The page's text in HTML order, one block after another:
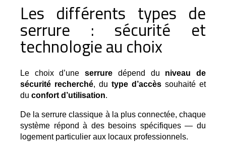
Les différents types de
serrure : sécurité et
technologie au choix
Le choix d’une serrure dépend du niveau de
sécurité recherché, du type d’accès souhaité et
du confort d’utilisation.
De la serrure classique à la plus connectée, chaque
système répond à des besoins spécifiques — du
logement particulier aux locaux professionnels.